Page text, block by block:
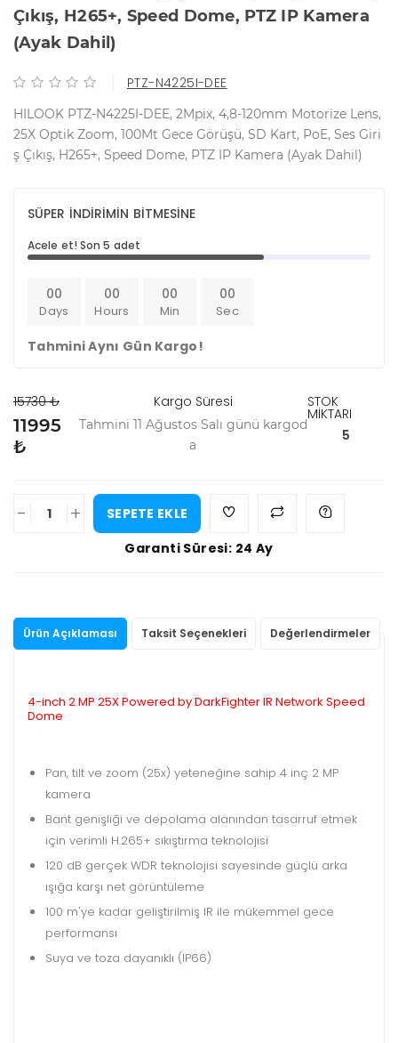
Çıkış, H265+, Speed Dome, PTZ IP Kamera
(Ayak Dahil)
PTZ-N4225I-DEE
HILOOK PTZ-N4225I-DEE, 2Mpix, 4,8-120mm Motorize Lens,
25X Optik Zoom, 100Mt Gece Görüşü, SD Kart, PoE, Ses Giri
ş Çıkış, H265+, Speed Dome, PTZ IP Kamera (Ayak Dahil)
SÜPER İNDİRİMİN BİTMESİNE
Acele et! Son 5 adet
00
Days
00
Hours
00
Min
00
Sec
Tahmini Aynı Gün Kargo!
15730 ₺
11995
₺
Kargo Süresi
Tahmini 11 Ağustos Salı günü kargod
a
STOK
MİKTARI
5
- +
SEPETE EKLE
Garanti Süresi: 24 Ay
Ürün Açıklaması Taksit Seçenekleri Değerlendirmeler
4-inch 2 MP 25X Powered by DarkFighter IR Network Speed
Dome
Pan, tilt ve zoom (25x) yeteneğine sahip 4 inç 2 MP
kamera
Bant genişliği ve depolama alanından tasarruf etmek
için verimli H.265+ sıkıştırma teknolojisi
120 dB gerçek WDR teknolojisi sayesinde güçlü arka
ışığa karşı net görüntüleme
100 m'ye kadar geliştirilmiş IR ile mükemmel gece
performansı
Suya ve toza dayanıklı (IP66)